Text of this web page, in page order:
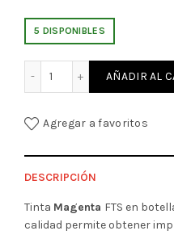
5 DISPONIBLES
TINTA FTS MAGENTA
AÑADIR AL
Agregar a favoritos
DESCRIPCIÓN
Tinta Magenta FTS en
calidad permite obtener